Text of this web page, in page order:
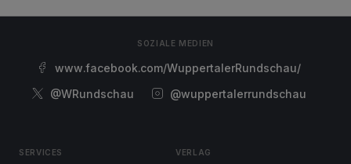
SOZIALE MEDIEN
www.facebook.com/WuppertalerRundschau/
@WRundschau
@wuppertalerrundschau
SERVICES VERLAG